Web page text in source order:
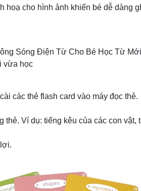
hoạ cho hình ảnh khiến bé dễ dàng
Sóng Điện Từ Cho Bé Học Từ
vừa học
các thẻ flash card vào máy đọc thẻ.
thẻ. Ví dụ: tiếng kêu của các con